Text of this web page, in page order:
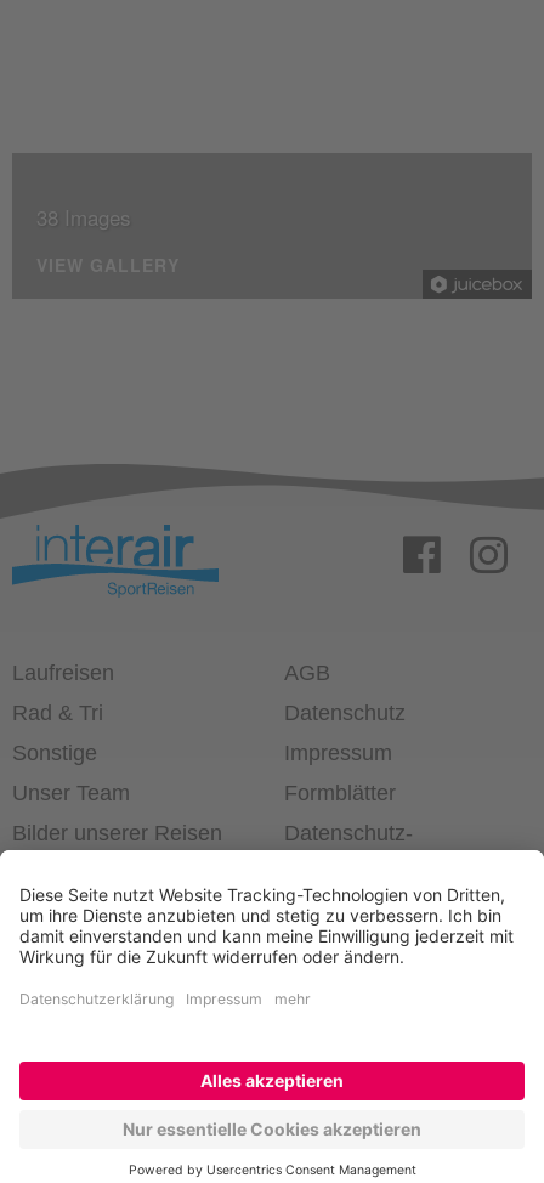
38 Images
Laufreisen
Rad & Tri
Sonstige
Unser Team
Bilder unserer Reisen
AGB
Datenschutz
Impressum
Formblätter
Datenschutz­
Laufend die Welt erleben! ®